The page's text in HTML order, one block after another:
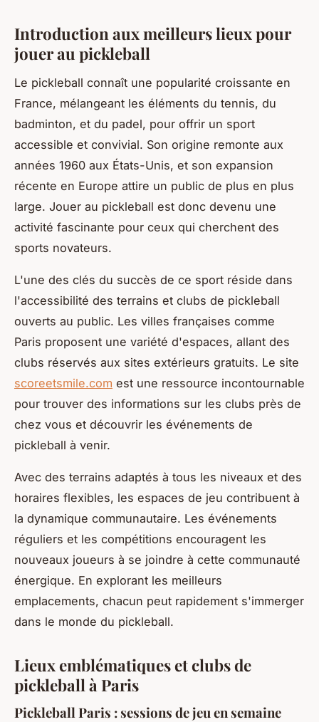
Introduction aux meilleurs lieux pour
jouer au pickleball
Le pickleball connaît une popularité croissante en
France, mélangeant les éléments du tennis, du
badminton, et du padel, pour offrir un sport
accessible et convivial. Son origine remonte aux
années 1960 aux États-Unis, et son expansion
récente en Europe attire un public de plus en plus
large. Jouer au pickleball est donc devenu une
activité fascinante pour ceux qui cherchent des
sports novateurs.
L'une des clés du succès de ce sport réside dans
l'accessibilité des terrains et clubs de pickleball
ouverts au public. Les villes françaises comme
Paris proposent une variété d'espaces, allant des
clubs réservés aux sites extérieurs gratuits. Le site
scoreetsmile.com est une ressource incontournable
pour trouver des informations sur les clubs près de
chez vous et découvrir les événements de
pickleball à venir.
Avec des terrains adaptés à tous les niveaux et des
horaires flexibles, les espaces de jeu contribuent à
la dynamique communautaire. Les événements
réguliers et les compétitions encouragent les
nouveaux joueurs à se joindre à cette communauté
énergique. En explorant les meilleurs
emplacements, chacun peut rapidement s'immerger
dans le monde du pickleball.
Lieux emblématiques et clubs de
pickleball à Paris
Pickleball Paris : sessions de jeu en semaine